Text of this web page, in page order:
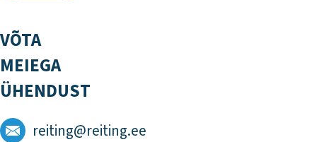
VÕTA
MEIEGA
ÜHENDUST
reiting@reiting.ee